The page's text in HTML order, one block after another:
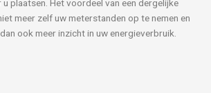
plaatsen. Het voordeel van een dergelijke
meer zelf uw meterstanden op te nemen en
ook meer inzicht in uw energieverbruik.